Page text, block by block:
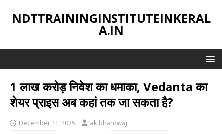
NDTTRAININGINSTITUTEINKERAL
A.IN
1 लाख करोड़ निवेश का धमाका, Vedanta का
शेयर प्राइस अब कहां तक जा सकता है?
December 11, 2025 ak bhardwaj